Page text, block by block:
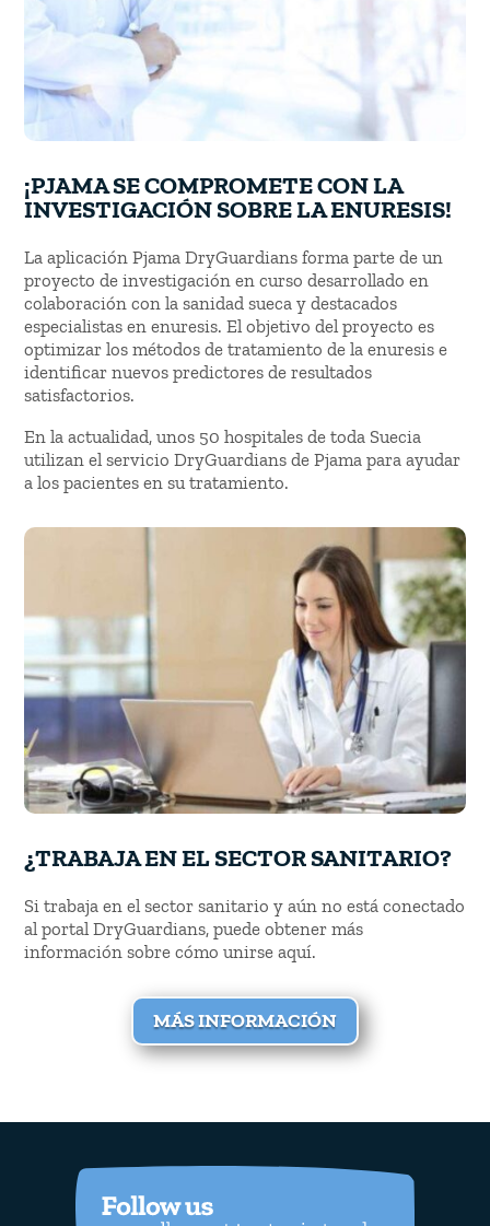
¡PJAMASE COMPROMETE CON LA
INVESTIGACIÓN SOBRE LA ENURESIS!
La aplicación Pjama DryGuardians forma parte de un
proyecto de investigación en curso desarrollado en
colaboración con la sanidad sueca y destacados
especialistas en enuresis. El objetivo del proyecto es
optimizar los métodos de tratamiento de la enuresis e
identificar nuevos predictores de resultados
satisfactorios.
En la actualidad, unos 50 hospitales de toda Suecia
utilizan el servicio DryGuardians de Pjama para ayudar
a los pacientes en su tratamiento.
¿TRABAJA EN EL SECTOR SANITARIO?
Si trabaja en el sector sanitario y aún no está conectado
al portal DryGuardians, puede obtener más
información sobre cómo unirse aquí.
MÁS INFORMACIÓN